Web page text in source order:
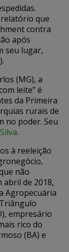
que
contra
após
seu lugar,
(MG), a
leite” é
da Primeira
rurais de
no poder. Seu
.
à reeleição
não
abril de 2018,
Agropecuária
empresário
rico do
(BA) e